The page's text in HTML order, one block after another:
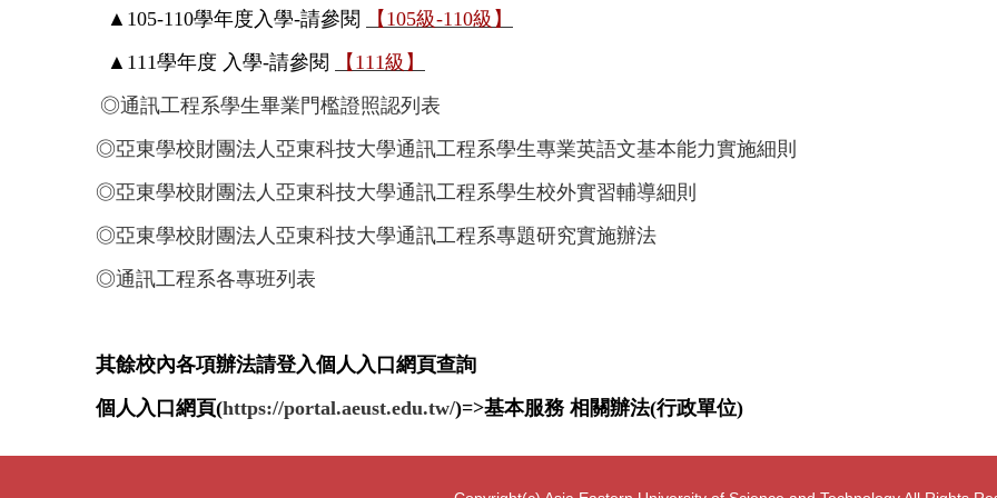
▲105-110學年度入學-請參閱
【105級-110級】
▲111學年度 入學-請參閱
【111級】
◎通訊工程系學生畢業門檻證照認列表
◎亞東學校財團法人亞東科技大學通訊工程系學生專業英語文基本能力實施細則
◎亞東學校財團法人亞東科技大學通訊工程系學生校外實習輔導細則
◎亞東學校財團法人亞東科技大學通訊工程系專題研究實施辦法
◎通訊工程系各專班列表
其餘校內各項辦法請登入個人入口網頁查詢
個人入口網頁(https://portal.aeust.edu.tw/)=>基本服務 相關辦法(行政單位)